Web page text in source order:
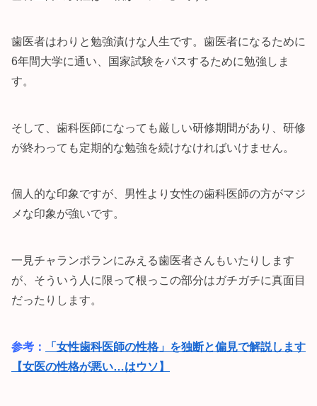
歯医者はわりと勉強漬けな人生です。歯医者になるために
6年間大学に通い、国家試験をパスするために勉強しま
す。
そして、歯科医師になっても厳しい研修期間があり、研修
が終わっても定期的な勉強を続けなければいけません。
個人的な印象ですが、男性より女性の歯科医師の方がマジ
メな印象が強いです。
一見チャランポランにみえる歯医者さんもいたりします
が、そういう人に限って根っこの部分はガチガチに真面目
だったりします。
参考：
「女性歯科医師の性格」を独断と偏見で解説します
【女医の性格が悪い…はウソ】